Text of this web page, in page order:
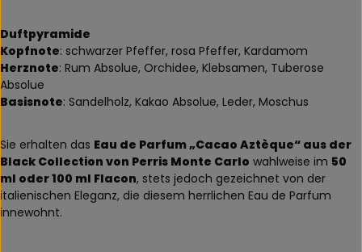
Duftpyramide
Kopfnote: schwarzer Pfeffer, rosa Pfeffer, Kardamom
Herznote: Rum Absolue, Orchidee, Klebsamen, Tuberose
Absolue
Basisnote: Sandelholz, Kakao Absolue, Leder, Moschus
Sie erhalten das Eau de Parfum „Cacao Aztèque“ aus der
Black Collection von Perris Monte Carlo wahlweise im 50
ml oder 100 ml Flacon, stets jedoch gezeichnet von der
italienischen Eleganz, die diesem herrlichen Eau de Parfum
innewohnt.